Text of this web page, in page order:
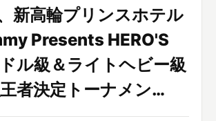
新高輪プリンスホテル
Presents HERO'S
ル級＆ライトヘビー級
者決定トーナメン…